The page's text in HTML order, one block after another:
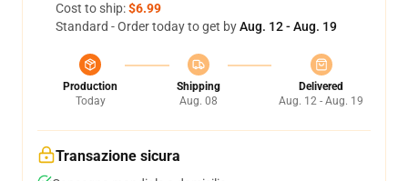
Cost to ship:$6.99
Standard - Order today to get byAug. 12 - Aug. 19
Production
Today
Shipping
Aug. 08
Delivered
Aug. 12 - Aug. 19
Transazione sicura